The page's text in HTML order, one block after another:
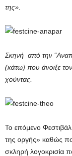
της».
Σκηνή από την
(κάτω) που άνοιξε
χούντας.
Το επόμενο
της οργής» καθώς
σκληρή λογοκρισία